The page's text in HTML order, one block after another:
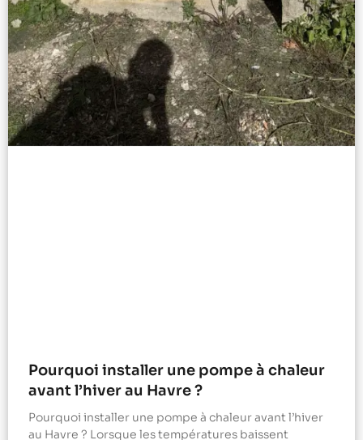
Pourquoi installer une pompe à chaleur
avant l’hiver au Havre ?
Pourquoi installer une pompe à chaleur avant l’hiver
au Havre ? Lorsque les températures baissent